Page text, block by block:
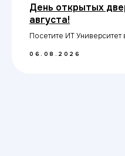
День открытых
августа!
Посетите ИТ
06.08.2026